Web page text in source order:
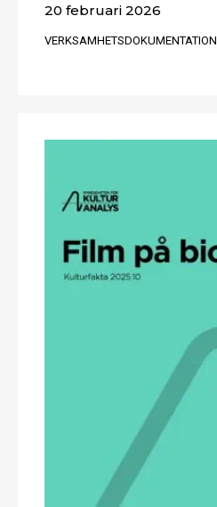
20 februari 2026
VERKSAMHETSDOKUMENTATION